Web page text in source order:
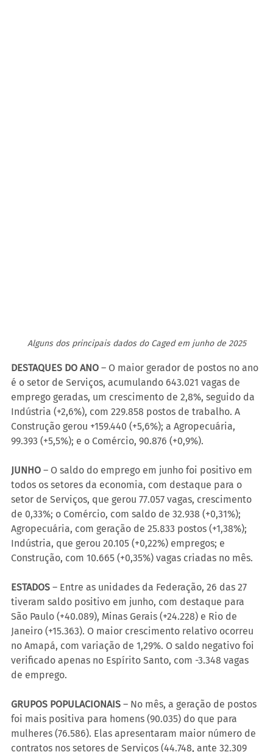
Alguns dos principais dados do Caged em junho de 2025
DESTAQUES DO ANO – O maior gerador de postos no ano
é o setor de Serviços, acumulando 643.021 vagas de
emprego geradas, um crescimento de 2,8%, seguido da
Indústria (+2,6%), com 229.858 postos de trabalho. A
Construção gerou +159.440 (+5,6%); a Agropecuária,
99.393 (+5,5%); e o Comércio, 90.876 (+0,9%).
JUNHO – O saldo do emprego em junho foi positivo em
todos os setores da economia, com destaque para o
setor de Serviços, que gerou 77.057 vagas, crescimento
de 0,33%; o Comércio, com saldo de 32.938 (+0,31%);
Agropecuária, com geração de 25.833 postos (+1,38%);
Indústria, que gerou 20.105 (+0,22%) empregos; e
Construção, com 10.665 (+0,35%) vagas criadas no mês.
ESTADOS – Entre as unidades da Federação, 26 das 27
tiveram saldo positivo em junho, com destaque para
São Paulo (+40.089), Minas Gerais (+24.228) e Rio de
Janeiro (+15.363). O maior crescimento relativo ocorreu
no Amapá, com variação de 1,29%. O saldo negativo foi
verificado apenas no Espírito Santo, com -3.348 vagas
de emprego.
GRUPOS POPULACIONAIS – No mês, a geração de postos
foi mais positiva para homens (90.035) do que para
mulheres (76.586). Elas apresentaram maior número de
contratos nos setores de Serviços (44.748, ante 32.309